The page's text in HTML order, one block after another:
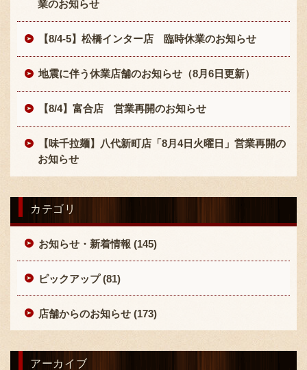
〒869-1107 熊本県菊池郡菊陽町辛川448
TEL :096-349-2222
FAX:096-349-2288
業のお知らせ
【8/4-5】松橋インター店 臨時休業のお知らせ
地震に伴う休業店舗のお知らせ（8月6日更新）
【8/4】富合店 営業再開のお知らせ
【味千拉麺】八代新町店「8月4日火曜日」営業再開の
お知らせ
カテゴリ
お知らせ・新着情報 (145)
ピックアップ (81)
店舗からのお知らせ (173)
アーカイブ